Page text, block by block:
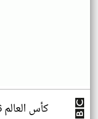
كأس العالم 2026